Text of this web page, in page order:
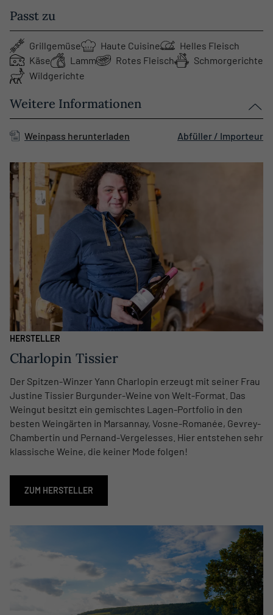
Passt zu
Grillgemüse Haute Cuisine
Helles Fleisch
Käse
Lamm Rotes Fleisch
Schmorgerichte
Wildgerichte
Weitere Informationen
Weinpass herunterladen Abfüller / Importeur
HERSTELLER
Charlopin Tissier
Der Spitzen-Winzer Yann Charlopin erzeugt mit seiner Frau
Justine Tissier Burgunder-Weine von Welt-Format. Das
Weingut besitzt ein gemischtes Lagen-Portfolio in den
besten Weingärten in Marsannay, Vosne-Romanée, Gevrey-
Chambertin und Pernand-Vergelesses. Hier entstehen sehr
klassische Weine, die keiner Mode folgen!
ZUM HERSTELLER